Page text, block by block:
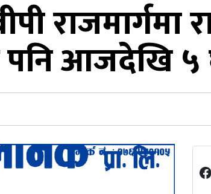
राजमार्गमा
आजदेखि ५